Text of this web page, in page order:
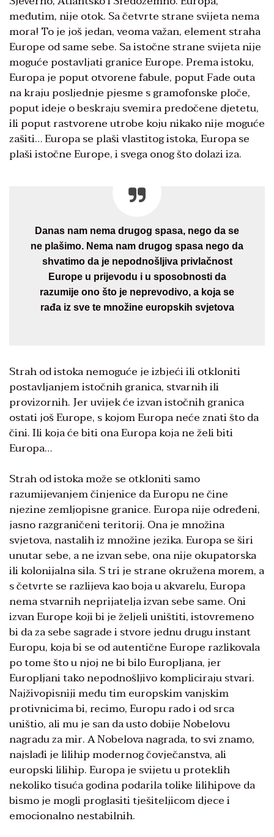
međutim, nije otok. Sa četvrte strane svijeta nema
mora! To je još jedan, veoma važan, element straha
Europe od same sebe. Sa istočne strane svijeta nije
moguće postavljati granice Europe. Prema istoku,
Europa je poput otvorene fabule, poput Fade outa
na kraju posljednje pjesme s gramofonske ploče,
poput ideje o beskraju svemira predočene djetetu,
ili poput rastvorene utrobe koju nikako nije moguće
zašiti… Europa se plaši vlastitog istoka, Europa se
plaši istočne Europe, i svega onog što dolazi iza.
Danas nam nema drugog spasa, nego da se
ne plašimo. Nema nam drugog spasa nego da
shvatimo da je nepodnošljiva privlačnost
Europe u prijevodu i u sposobnosti da
razumije ono što je neprevodivo, a koja se
rađa iz sve te množine europskih svjetova
Strah od istoka nemoguće je izbjeći ili otkloniti
postavljanjem istočnih granica, stvarnih ili
provizornih. Jer uvijek će izvan istočnih granica
ostati još Europe, s kojom Europa neće znati što da
čini. Ili koja će biti ona Europa koja ne želi biti
Europa…
Strah od istoka može se otkloniti samo
razumijevanjem činjenice da Europu ne čine
njezine zemljopisne granice. Europa nije određeni,
jasno razgraničeni teritorij. Ona je množina
svjetova, nastalih iz množine jezika. Europa se širi
unutar sebe, a ne izvan sebe, ona nije okupatorska
ili kolonijalna sila. S tri je strane okružena morem, a
s četvrte se razlijeva kao boja u akvarelu, Europa
nema stvarnih neprijatelja izvan sebe same. Oni
izvan Europe koji bi je željeli uništiti, istovremeno
bi da za sebe sagrade i stvore jednu drugu instant
Europu, koja bi se od autentične Europe razlikovala
po tome što u njoj ne bi bilo Europljana, jer
Europljani tako nepodnošljivo kompliciraju stvari.
Najživopisniji među tim europskim vanjskim
protivnicima bi, recimo, Europu rado i od srca
uništio, ali mu je san da usto dobije Nobelovu
nagradu za mir. A Nobelova nagrada, to svi znamo,
najslađi je lilihip modernog čovječanstva, ali
europski lilihip. Europa je svijetu u proteklih
nekoliko tisuća godina podarila tolike lilihipove da
bismo je mogli proglasiti tješiteljicom djece i
emocionalno nestabilnih.